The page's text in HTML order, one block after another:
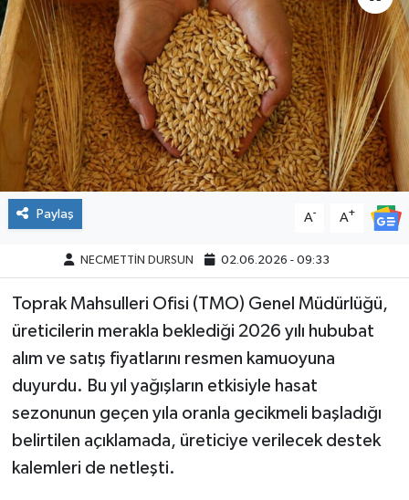
Paylaş A- A+
NECMETTİN DURSUN 02.06.2026 - 09:33
Toprak Mahsulleri Ofisi (TMO) Genel Müdürlüğü,
üreticilerin merakla beklediği 2026 yılı hububat
alım ve satış fiyatlarını resmen kamuoyuna
duyurdu. Bu yıl yağışların etkisiyle hasat
sezonunun geçen yıla oranla gecikmeli başladığı
belirtilen açıklamada, üreticiye verilecek destek
kalemleri de netleşti.